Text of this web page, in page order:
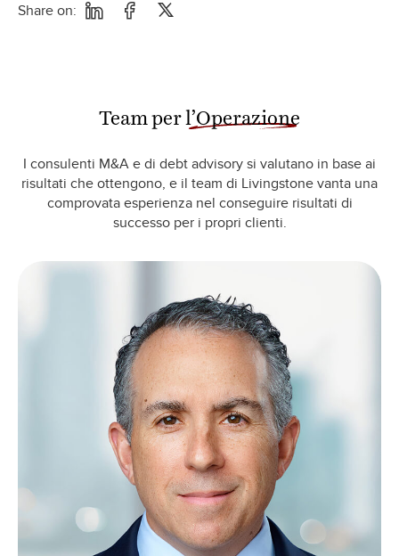
Share on:
Team per l’Operazione
I consulenti M&A e di debt advisory si valutano in base ai
risultati che ottengono, e il team di Livingstone vanta una
comprovata esperienza nel conseguire risultati di
successo per i propri clienti.